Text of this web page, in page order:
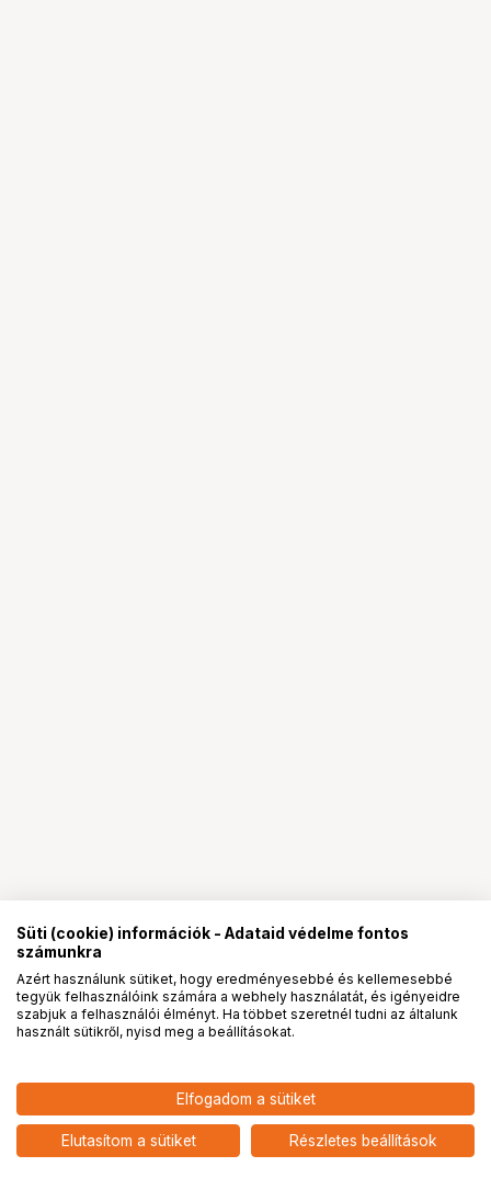
Insta360 X4 Air lencsevédő
kupak
add
PROpartnerségek
Süti (cookie) információk - Adataid védelme fontos
számunkra
Azért használunk sütiket, hogy eredményesebbé és kellemesebbé
tegyük felhasználóink számára a webhely használatát, és igényeidre
szabjuk a felhasználói élményt. Ha többet szeretnél tudni az általunk
használt sütikről, nyisd meg a beállításokat.
Elfogadom a sütiket
Elutasítom a sütiket Részletes beállítások